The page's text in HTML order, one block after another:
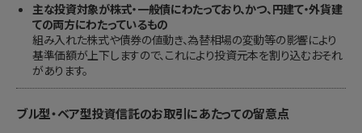
主な投資対象が株式・一般債にわたっており、かつ、円建て・外貨建
ての両方にわたっているもの
組み入れた株式や債券の値動き、為替相場の変動等の影響により
基準価額が上下しますので、これにより投資元本を割り込むおそれ
があります。
ブル型・ベア型投資信託のお取引にあたっての留意点